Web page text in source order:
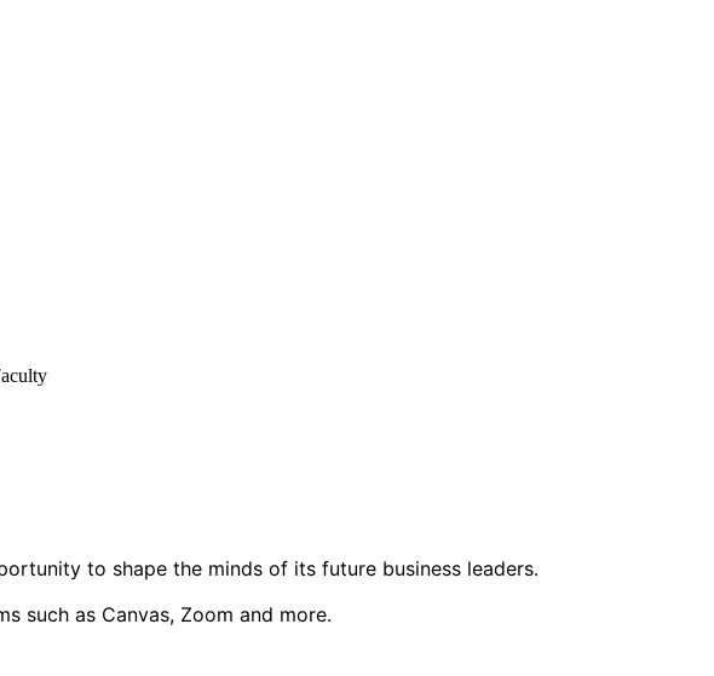
to shape the minds of its future business leaders.
such as Canvas, Zoom and more.